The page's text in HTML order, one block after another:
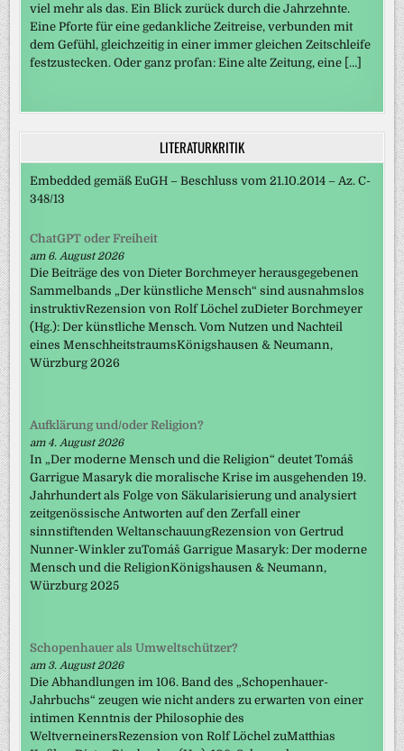
viel mehr als das. Ein Blick zurück durch die Jahrzehnte.
Eine Pforte für eine gedankliche Zeitreise, verbunden mit
dem Gefühl, gleichzeitig in einer immer gleichen Zeitschleife
festzustecken. Oder ganz profan: Eine alte Zeitung, eine […]
LITERATURKRITIK
Embedded gemäß EuGH – Beschluss vom 21.10.2014 – Az. C-
348/13
ChatGPT oder Freiheit
am 6. August 2026
Die Beiträge des von Dieter Borchmeyer herausgegebenen
Sammelbands „Der künstliche Mensch“ sind ausnahmslos
instruktivRezension von Rolf Löchel zuDieter Borchmeyer
(Hg.): Der künstliche Mensch. Vom Nutzen und Nachteil
eines MenschheitstraumsKönigshausen & Neumann,
Würzburg 2026
Aufklärung und/oder Religion?
am 4. August 2026
In „Der moderne Mensch und die Religion“ deutet Tomáš
Garrigue Masaryk die moralische Krise im ausgehenden 19.
Jahrhundert als Folge von Säkularisierung und analysiert
zeitgenössische Antworten auf den Zerfall einer
sinnstiftenden WeltanschauungRezension von Gertrud
Nunner-Winkler zuTomáš Garrigue Masaryk: Der moderne
Mensch und die ReligionKönigshausen & Neumann,
Würzburg 2025
Schopenhauer als Umweltschützer?
am 3. August 2026
Die Abhandlungen im 106. Band des „Schopenhauer-
Jahrbuchs“ zeugen wie nicht anders zu erwarten von einer
intimen Kenntnis der Philosophie des
WeltverneinersRezension von Rolf Löchel zuMatthias